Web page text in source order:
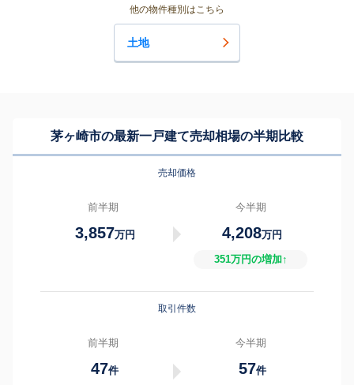
他の物件種別はこちら
土地
茅ヶ崎市の最新一戸建て売却相場の半期比較
売却価格
前半期
3,857万円
今半期
4,208万円
351万円の増加↑
取引件数
前半期
47件
今半期
57件